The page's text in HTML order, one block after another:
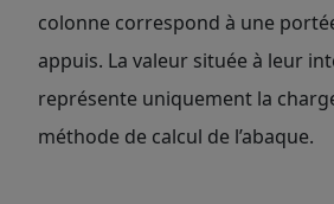
colonne correspond à une
appuis. La valeur située à leur
représente uniquement la
méthode de calcul de l’abaque.